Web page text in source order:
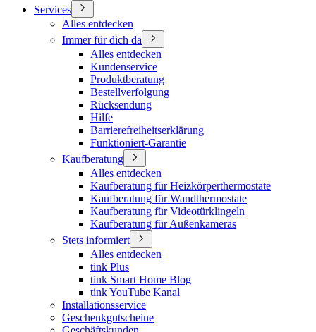
Services
Alles entdecken
Immer für dich da
Alles entdecken
Kundenservice
Produktberatung
Bestellverfolgung
Rücksendung
Hilfe
Barrierefreiheitserklärung
Funktioniert-Garantie
Kaufberatung
Alles entdecken
Kaufberatung für Heizkörperthermostate
Kaufberatung für Wandthermostate
Kaufberatung für Videotürklingeln
Kaufberatung für Außenkameras
Stets informiert
Alles entdecken
tink Plus
tink Smart Home Blog
tink YouTube Kanal
Installationsservice
Geschenkgutscheine